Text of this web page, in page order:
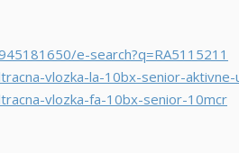
e-search?q=RA5115211
vlozka-la-10bx-senior-aktivne-
vlozka-fa-10bx-senior-10mcr